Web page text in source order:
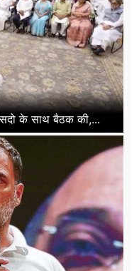
के साथ बैठक की,...